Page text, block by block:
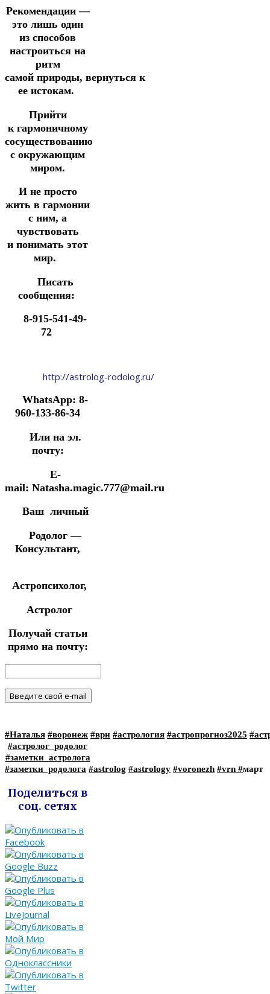
Рекомендации —
это лишь один
из способов
настроиться на
ритм
самой природы, вернуться к
ее истокам.
Прийти
к гармоничному
сосуществованию
с окружающим
миром.
И не просто
жить в гармонии
с ним, а
чувствовать
и понимать этот
мир.
Писать
сообщения:
8-915-541-49-
72
http://astrolog-rodolog.ru/
WhatsApp: 8-
960-133-86-34
Или на эл.
почту:
E-
mail: Natasha.magic.777@mail.ru
Ваш личный
Родолог —
Консультант,
Астропсихолог,
Астролог
Получай статьи
прямо на почту:
#Наталья #воронеж #врн #астрология #астропрогноз2025
#астролог_родолог
#заметки_астролога
#заметки_родолога #astrolog #astrology #voronezh #vrn #март
Поделиться в
соц. сетях